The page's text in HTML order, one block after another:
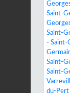
Saint-
Saint-
- Saint-
Saint-
Saint-
du-Pert